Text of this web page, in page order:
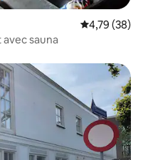
Note
4,79 (38)
sauna